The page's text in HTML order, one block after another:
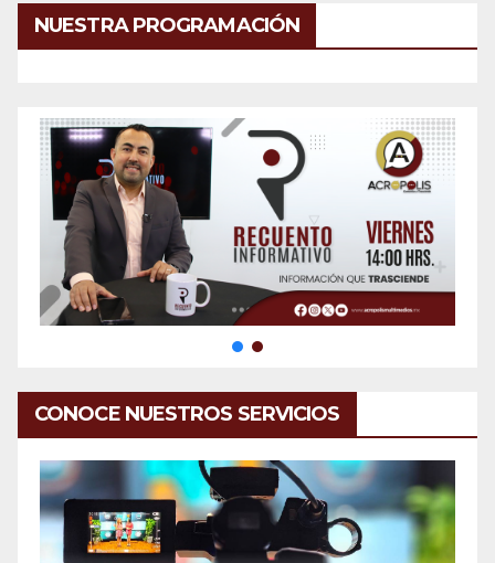
NUESTRA PROGRAMACIÓN
CONOCE NUESTROS SERVICIOS